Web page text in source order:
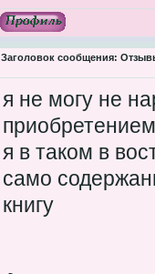
Заголовок сообщения:
я не могу не
я в таком в
само
книгу